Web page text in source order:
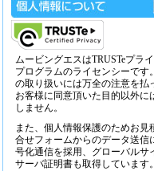
ムービングエスはTRUSTeプライ
プログラムのライセンシーです
の取り扱いには万全の注意を払
お客様に同意頂いた目的以外に
しません。
また、個人情報保護のためお見
合せフォームからのデータ送信
号化通信を採用、グローバルサ
サーバ証明書も取得しています。